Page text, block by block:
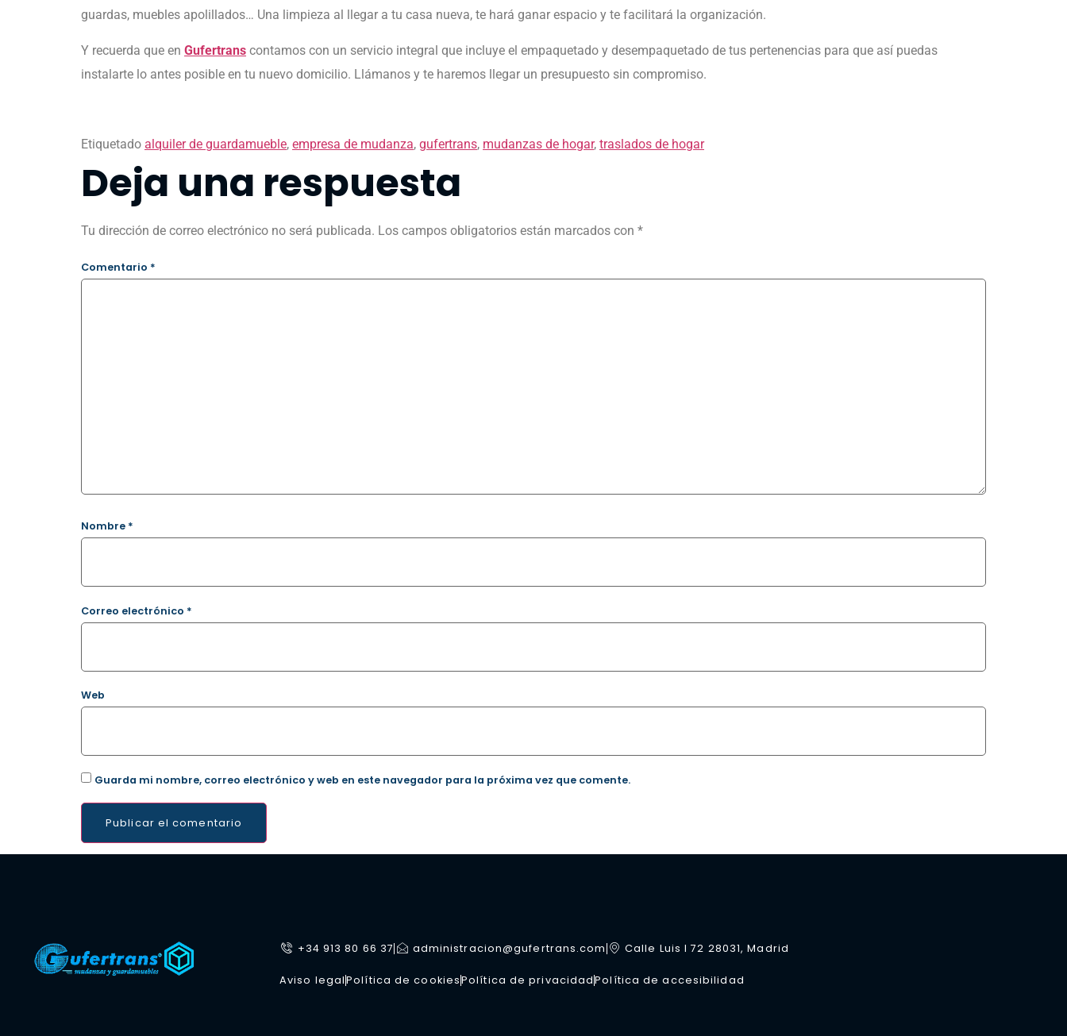
guardas, muebles apolillados… Una limpieza al llegar a tu casa nueva, te hará ganar espacio y te facilitará la organización.
Y recuerda que en Gufertrans contamos con un servicio integral que incluye el empaquetado y desempaquetado de tus pertenencias para que así puedas
instalarte lo antes posible en tu nuevo domicilio. Llámanos y te haremos llegar un presupuesto sin compromiso.
Etiquetado alquiler de guardamueble, empresa de mudanza, gufertrans, mudanzas de hogar, traslados de hogar
Deja una respuesta
Tu dirección de correo electrónico no será publicada. Los campos obligatorios están marcados con *
Comentario *
Nombre *
Correo electrónico *
Web
Guarda mi nombre, correo electrónico y web en este navegador para la próxima vez que comente.
+34 913 80 66 37 administracion@gufertrans.com Calle Luis I 72 28031, Madrid
Aviso legalPolítica de cookiesPolítica de privacidadPolítica de accesibilidad